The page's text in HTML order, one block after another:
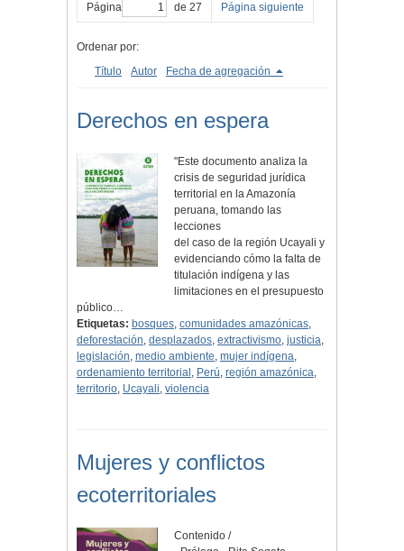
Página de 27 Página siguiente
Ordenar por:
Título
Autor Fecha de agregación
Derechos en espera
"Este documento analiza la
crisis de seguridad jurídica
territorial en la Amazonía
peruana, tomando las
lecciones
del caso de la región Ucayali y
evidenciando cómo la falta de
titulación indígena y las
limitaciones en el presupuesto
público…
Etiquetas: bosques, comunidades amazónicas,
deforestación, desplazados, extractivismo, justicia,
legislación, medio ambiente, mujer indígena,
ordenamiento territorial , Perú, región amazónica,
territorio, Ucayali, violencia
Mujeres y conflictos
ecoterritoriales
Contenido /